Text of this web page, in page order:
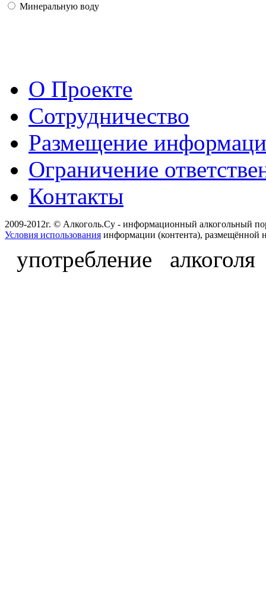
Минеральную воду
О Проекте
Сотрудничество
Размещение
Ограничение
Контакты
2009-2012г. © Алкоголь.Су - информационный алкогольный
Условия использования информации (контента), размещённой
употребление